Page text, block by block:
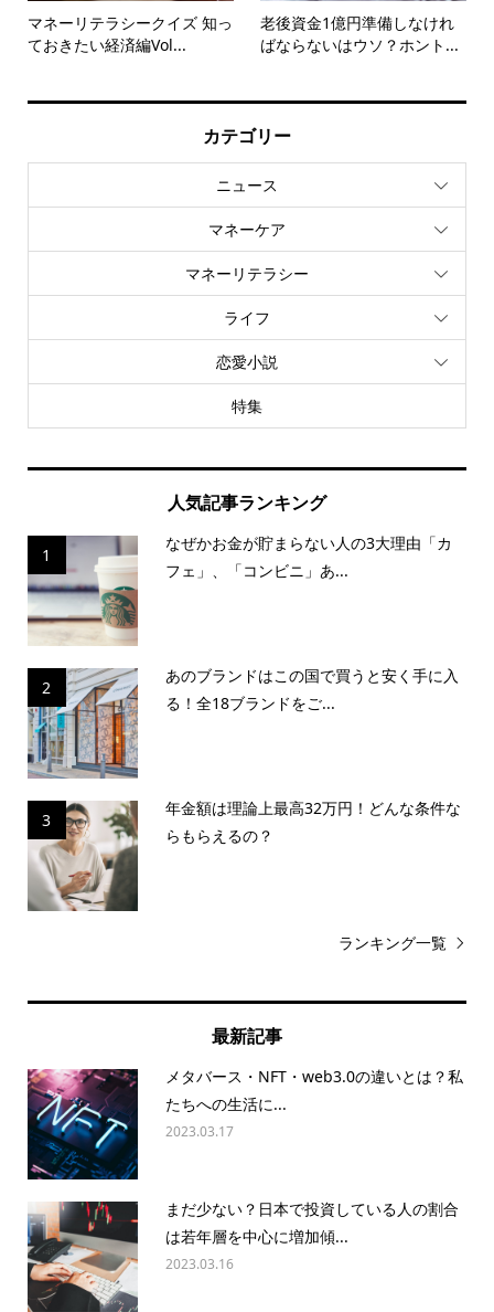
マネーリテラシークイズ 知っ
ておきたい経済編Vol...
老後資金1億円準備しなけれ
ばならないはウソ？ホント...
カテゴリー
ニュース
マネーケア
マネーリテラシー
ライフ
恋愛小説
特集
人気記事ランキング
1
なぜかお金が貯まらない人の3大理由「カ
フェ」、「コンビニ」あ...
2
あのブランドはこの国で買うと安く手に入
る！全18ブランドをご...
3
年金額は理論上最高32万円！どんな条件な
らもらえるの？
ランキング一覧
最新記事
メタバース・NFT・web3.0の違いとは？私
たちへの生活に...
2023.03.17
まだ少ない？日本で投資している人の割合
は若年層を中心に増加傾...
2023.03.16